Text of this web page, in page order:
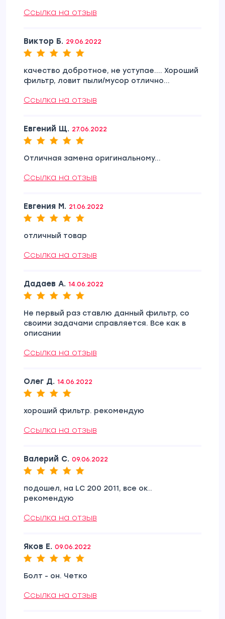
Ссылка на отзыв
Виктор Б. 29.06.2022
качество добротное, не уступае.... Хороший
фильтр, ловит пыли/мусор отлично...
Ссылка на отзыв
Евгений Щ. 27.06.2022
Отличная замена оригинальному...
Ссылка на отзыв
Евгения М. 21.06.2022
отличный товар
Ссылка на отзыв
Дадаев А. 14.06.2022
Не первый раз ставлю данный фильтр, со
своими задачами справляется. Все как в
описании
Ссылка на отзыв
Олег Д. 14.06.2022
хороший фильтр. рекомендую
Ссылка на отзыв
Валерий С. 09.06.2022
подошел, на LC 200 2011, все ок..
рекомендую
Ссылка на отзыв
Яков Е. 09.06.2022
Болт - он. Четко
Ссылка на отзыв